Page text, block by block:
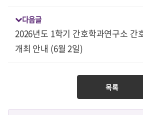
다음글
2026년도 1학기 간호학과연구소 간
개최 안내 (6월 2일)
목록